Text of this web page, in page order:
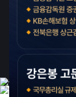
검
압수·